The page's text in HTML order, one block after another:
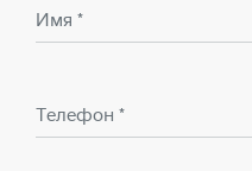
Имя *
Телефон *